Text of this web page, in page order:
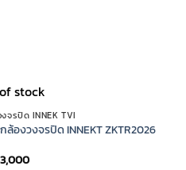
stock
จรปิด INNEK TVI
ล้องวงจรปิด INNEKT ZKTR2026
3,000